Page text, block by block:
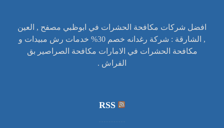
افضل شركات مكافحة الحشرات في ابوظبي مصفح , العين
, الشارقة : شركة رغدانه خصم 30% خدمات رش مبيدات و
مكافحة الحشرات في الامارات مكافحة الصراصير بق
الفراش .
RSS